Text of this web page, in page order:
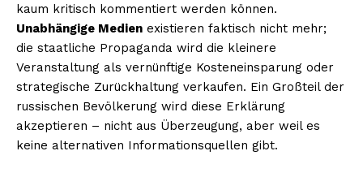
kaum kritisch kommentiert werden können.
Unabhängige Medien existieren faktisch nicht mehr;
die staatliche Propaganda wird die kleinere
Veranstaltung als vernünftige Kosteneinsparung oder
strategische Zurückhaltung verkaufen. Ein Großteil der
russischen Bevölkerung wird diese Erklärung
akzeptieren – nicht aus Überzeugung, aber weil es
keine alternativen Informationsquellen gibt.